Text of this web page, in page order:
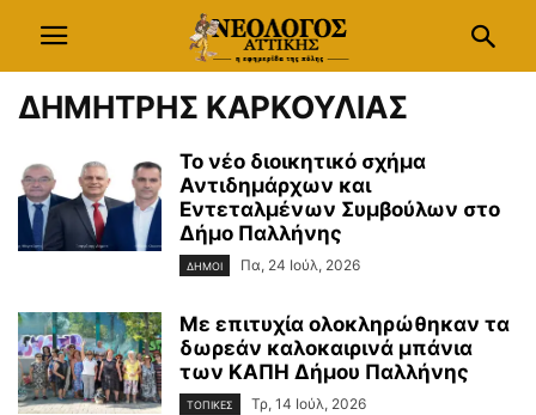
ΔΗΜΗΤΡΗΣ ΚΑΡΚΟΥΛΙΑΣ
Το νέο διοικητικό σχήμα
Αντιδημάρχων και
Εντεταλμένων Συμβούλων στο
Δήμο Παλλήνης
ΔΗΜΟΙ Πα, 24 Ιούλ, 2026
Με επιτυχία ολοκληρώθηκαν τα
δωρεάν καλοκαιρινά μπάνια
των ΚΑΠΗ Δήμου Παλλήνης
ΤΟΠΙΚΕΣ Τρ, 14 Ιούλ, 2026